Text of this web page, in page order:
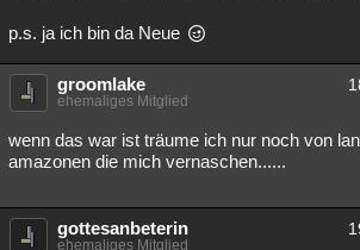
p.s. ja ich bin da Neue
groomlake
ehemaliges Mitglied
wenn das war ist träume ich nur noch von
amazonen die mich vernaschen......
gottesanbeterin
ehemaliges Mitglied